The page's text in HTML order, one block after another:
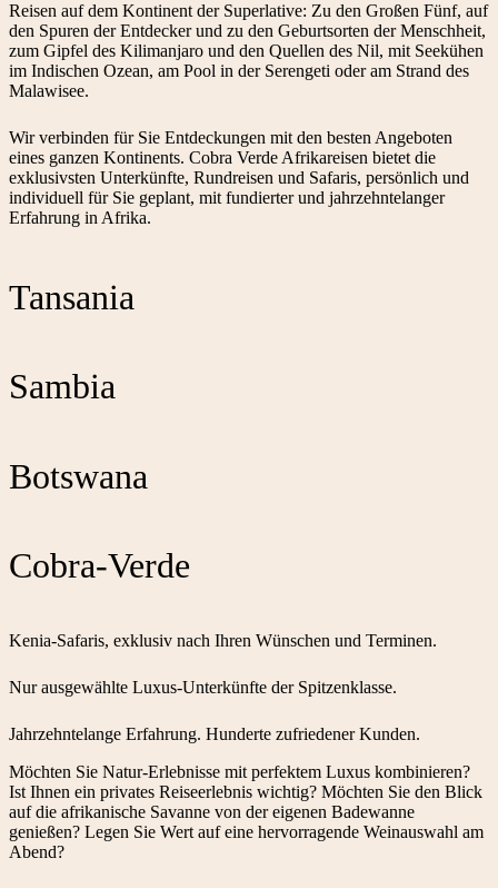
Reisen auf dem Kontinent der Superlative: Zu den Großen Fünf, auf
den Spuren der Entdecker und zu den Geburtsorten der Menschheit,
zum Gipfel des Kilimanjaro und den Quellen des Nil, mit Seekühen
im Indischen Ozean, am Pool in der Serengeti oder am Strand des
Malawisee.
Wir verbinden für Sie Entdeckungen mit den besten Angeboten
eines ganzen Kontinents. Cobra Verde Afrikareisen bietet die
exklusivsten Unterkünfte, Rundreisen und Safaris, persönlich und
individuell für Sie geplant, mit fundierter und jahrzehntelanger
Erfahrung in Afrika.
Tansania
Sambia
Botswana
Cobra-Verde
Kenia-Safaris, exklusiv nach Ihren Wünschen und Terminen.
Nur ausgewählte Luxus-Unterkünfte der Spitzenklasse.
Jahrzehntelange Erfahrung. Hunderte zufriedener Kunden.
Möchten Sie Natur-Erlebnisse mit perfektem Luxus kombinieren?
Ist Ihnen ein privates Reiseerlebnis wichtig? Möchten Sie den Blick
auf die afrikanische Savanne von der eigenen Badewanne
genießen? Legen Sie Wert auf eine hervorragende Weinauswahl am
Abend?